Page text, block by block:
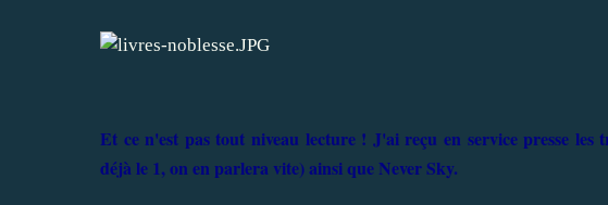
Et ce n'est pas tout niveau lecture ! J'ai reçu en service presse les
déjà le 1, on en parlera vite) ainsi que Never Sky.